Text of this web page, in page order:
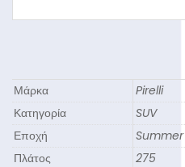
Μάρκα
Pirelli
Κατηγορία
SUV
Εποχή
Summer
Πλάτος
275